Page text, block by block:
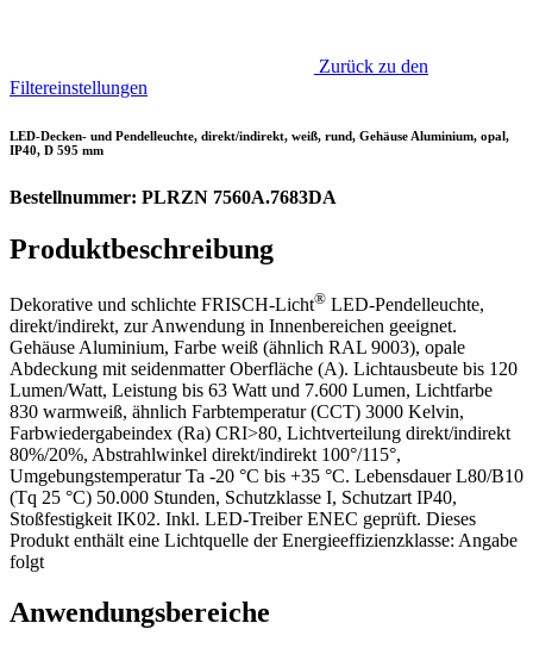
Zurück zu den
Filtereinstellungen
LED-Decken- und Pendelleuchte, direkt/indirekt, weiß, rund, Gehäuse Aluminium, opal,
IP40, D 595 mm
Bestellnummer: PLRZN 7560A.7683DA
Produktbeschreibung
Dekorative und schlichte FRISCH-Licht® LED-Pendelleuchte,
direkt/indirekt, zur Anwendung in Innenbereichen geeignet.
Gehäuse Aluminium, Farbe weiß (ähnlich RAL 9003), opale
Abdeckung mit seidenmatter Oberfläche (A). Lichtausbeute bis 120
Lumen/Watt, Leistung bis 63 Watt und 7.600 Lumen, Lichtfarbe
830 warmweiß, ähnlich Farbtemperatur (CCT) 3000 Kelvin,
Farbwiedergabeindex (Ra) CRI>80, Lichtverteilung direkt/indirekt
80%/20%, Abstrahlwinkel direkt/indirekt 100°/115°,
Umgebungstemperatur Ta -20 °C bis +35 °C. Lebensdauer L80/B10
(Tq 25 °C) 50.000 Stunden, Schutzklasse I, Schutzart IP40,
Stoßfestigkeit IK02. Inkl. LED-Treiber ENEC geprüft. Dieses
Produkt enthält eine Lichtquelle der Energieeffizienzklasse: Angabe
folgt
Anwendungsbereiche